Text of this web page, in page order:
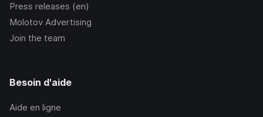
Press releases (en)
Molotov Advertising
Join the team
Besoin d'aide
Aide en ligne